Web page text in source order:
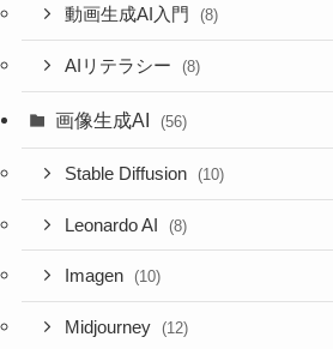
動画生成AI入門 (8)
AIリテラシー (8)
画像生成AI (56)
Stable Diffusion (10)
Leonardo AI (8)
Imagen (10)
Midjourney (12)